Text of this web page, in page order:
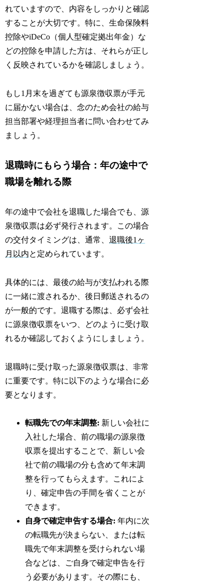
れていますので、内容をしっかりと確認
することが大切です。特に、生命保険料
控除やiDeCo（個人型確定拠出年金）な
どの控除を申請した方は、それらが正し
く反映されているかを確認しましょう。
もし1月末を過ぎても源泉徴収票が手元
に届かない場合は、念のため会社の給与
担当部署や経理担当者に問い合わせてみ
ましょう。
退職時にもらう場合：年の途中で
職場を離れる際
年の途中で会社を退職した場合でも、源
泉徴収票は必ず発行されます。この場合
の交付タイミングは、通常、退職後1ヶ
月以内と定められています。
具体的には、最後の給与が支払われる際
に一緒に渡されるか、後日郵送されるの
が一般的です。退職する際は、必ず会社
に源泉徴収票をいつ、どのように受け取
れるか確認しておくようにしましょう。
退職時に受け取った源泉徴収票は、非常
に重要です。特に以下のような場合に必
要となります。
転職先での年末調整: 新しい会社に
入社した場合、前の職場の源泉徴
収票を提出することで、新しい会
社で前の職場の分も含めて年末調
整を行ってもらえます。これによ
り、確定申告の手間を省くことが
できます。
自身で確定申告する場合: 年内に次
の転職先が決まらない、または転
職先で年末調整を受けられない場
合などは、ご自身で確定申告を行
う必要があります。その際にも、